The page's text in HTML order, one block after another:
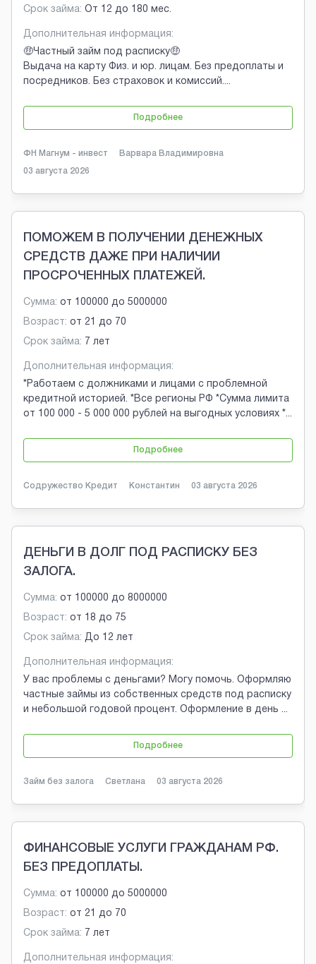
Срок займа: От 12 до 180 мес.
Дополнительная информация:
🤑Частный займ под расписку🤑
Выдача на карту Физ. и юр. лицам. Без предоплаты и
посредников. Без страховок и комиссий....
Подробнее
ФН Магнум - инвест Варвара Владимировна
03 августа 2026
ПОМОЖЕМ В ПОЛУЧЕНИИ ДЕНЕЖНЫХ
СРЕДСТВ ДАЖЕ ПРИ НАЛИЧИИ
ПРОСРОЧЕННЫХ ПЛАТЕЖЕЙ.
Сумма: от 100000 до 5000000
Возраст: от 21 до 70
Срок займа: 7 лет
Дополнительная информация:
*Работаем с должниками и лицами с проблемной
кредитной историей. *Все регионы РФ *Сумма лимита
от 100 000 - 5 000 000 рублей на выгодных условиях *...
Подробнее
Содружество Кредит Константин 03 августа 2026
ДЕНЬГИ В ДОЛГ ПОД РАСПИСКУ БЕЗ
ЗАЛОГА.
Сумма: от 100000 до 8000000
Возраст: от 18 до 75
Срок займа: До 12 лет
Дополнительная информация:
У вас проблемы с деньгами? Могу помочь. Оформляю
частные займы из собственных средств под расписку
и небольшой годовой процент. Оформление в день ...
Подробнее
Займ без залога Светлана 03 августа 2026
ФИНАНСОВЫЕ УСЛУГИ ГРАЖДАНАМ РФ.
БЕЗ ПРЕДОПЛАТЫ.
Сумма: от 100000 до 5000000
Возраст: от 21 до 70
Срок займа: 7 лет
Дополнительная информация: